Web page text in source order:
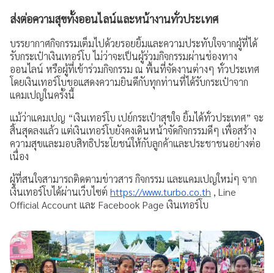
วิดีโอเงินเทอร์โบ
ข้อมูลต่างๆ
เงื่อนไขการใช้งานเว็บไซต์
การคุ้มครองข้อมูลส่วนบุคคล
ประกาศดอกเบี้ยและค่าธรรมเนียม
การเปิดเผยข้อมูล
ช่องทางการแจ้งเบาะแส / ร้องเรียน
ส่งต่อความสุขทั้งออนไลน์และหน้างานทั่วประเทศ
บรรยากาศกิจกรรมเต็มไปด้วยรอยยิ้มและความประทับใจจากผู้ที่ได้
รับกระเป๋าเงินเทอร์โบ ไม่ว่าจะเป็นผู้ร่วมกิจกรรมผ่านช่องทาง
ออนไลน์ หรือผู้ที่เข้าร่วมกิจกรรม ณ พื้นที่จัดงานต่างๆ ทั่วประเทศ
โดยเงินเทอร์โบขอแสดงความยินดีกับทุกท่านที่ได้รับกระเป๋าจาก
แคมเปญในครั้งนี้
แม้ว่าแคมเปญ “เงินเทอร์โบ เปย์กระเป๋าสุขใจ ยิ้มได้ทั่วประเทศ” จะ
สิ้นสุดลงแล้ว แต่เงินเทอร์โบยังคงเดินหน้าจัดกิจกรรมดีๆ เพื่อสร้าง
ความสุขและมอบสิทธิประโยชน์ให้กับลูกค้าและประชาชนอย่างต่อ
เนื่อง
ผู้ที่สนใจสามารถติดตามข่าวสาร กิจกรรม และแคมเปญใหม่ๆ จาก
เงินเทอร์โบได้ผ่านเว็บไซต์ https://www.turbo.co.th , Line
Official Account และ Facebook Page เงินเทอร์โบ